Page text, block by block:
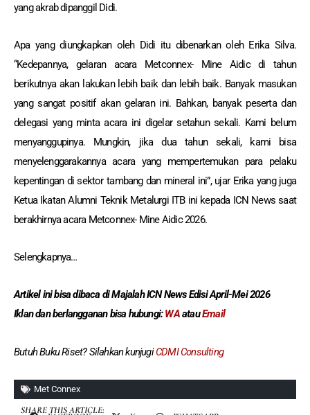
yang akrab dipanggil Didi.
Apa yang diungkapkan oleh Didi itu dibenarkan oleh Erika Silva.
“Kedepannya, gelaran acara Metconnex- Mine Aidic di tahun
berikutnya akan lakukan lebih baik dan lebih baik. Banyak masukan
yang sangat positif akan gelaran ini. Bahkan, banyak peserta dan
delegasi yang minta acara ini digelar setahun sekali. Kami belum
menyanggupinya. Mungkin, jika dua tahun sekali, kami bisa
menyelenggarakannya acara yang mempertemukan para pelaku
kepentingan di sektor tambang dan mineral ini”, ujar Erika yang juga
Ketua Ikatan Alumni Teknik Metalurgi ITB ini kepada ICN News saat
berakhirnya acara Metconnex- Mine Aidic 2026.
Selengkapnya…
Artikel ini bisa dibacadi Majalah ICN News Edisi April-Mei 2026
Iklan dan berlanggananbisa hubungi:WAatauEmail
Butuh Buku Riset? Silahkan kunjugiCDMI Consulting
Met Connex
SHARE THIS ARTICLE: